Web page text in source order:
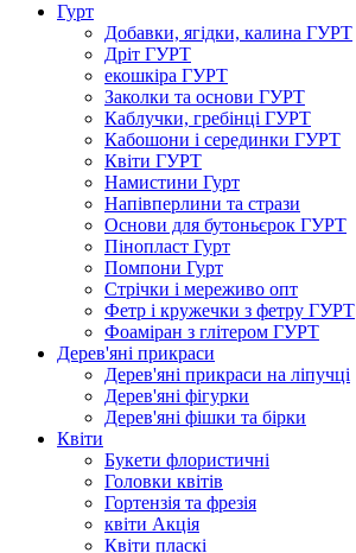
Гурт
Добавки, ягідки, калина ГУРТ
Дріт ГУРТ
екошкіра ГУРТ
Заколки та основи ГУРТ
Каблучки, гребінці ГУРТ
Кабошони і серединки ГУРТ
Квіти ГУРТ
Намистини Гурт
Напівперлини та стрази
Основи для бутоньєрок ГУРТ
Пінопласт Гурт
Помпони Гурт
Стрічки і мереживо опт
Фетр і кружечки з фетру ГУРТ
Фоаміран з глітером ГУРТ
Дерев'яні прикраси
Дерев'яні прикраси на ліпучці
Дерев'яні фігурки
Дерев'яні фішки та бірки
Квіти
Букети флористичні
Головки квітів
Гортензія та фрезія
квіти Акція
Квіти пласкі